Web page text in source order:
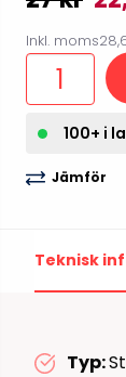
Inkl. moms
100+ i
Jämför
Teknisk
Typ: